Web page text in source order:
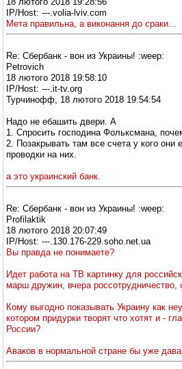
IP/Host: ---.volia-lviv.com
Мета правильна, а виконання до сраки...
Re: Сбербанк - вон из Украины! :weep:
Petrovich
18 лютого 2018 19:58:10
IP/Host: ---.it-tv.org
Турчинофф, 18 лютого 2018 19:54:54
Надо не ебашить двери. А
1. Спросить господина Фольксмана,
2. Позакрывать там все счета у кого они
проводки на них.
а это украинский банк.
Re: Сбербанк - вон из Украины! :weep:
Profilaktik
18 лютого 2018 20:07:49
IP/Host: ---.130.176-229.soho.net.ua
Вы правда не понимаете?
Идет работа на ТВ картинку для
марш дружин, вчера россотрудничество,
Кому выгодно показывать Украину как
котором придурки творят что хотят и -
России?
Аваков в нормальной стране бы уже